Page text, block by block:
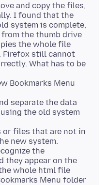
and copy the files,
I found that the
system is complete,
the thumb drive
the whole file
Firefox still cannot
What has to be
Bookmarks Menu
separate the data
the old system
or files that are not in
new system.
the
they appear on the
whole html file
Menu folder